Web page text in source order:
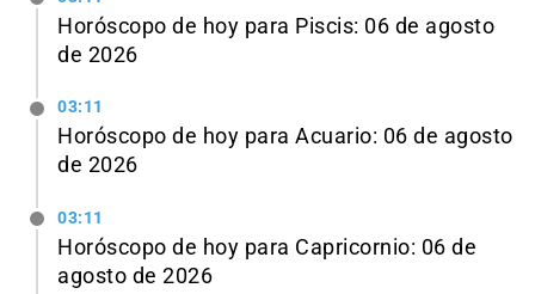
Horóscopo de hoy para Piscis: 06 de agosto
de 2026
03:11
Horóscopo de hoy para Acuario: 06 de agosto
de 2026
03:11
Horóscopo de hoy para Capricornio: 06 de
agosto de 2026